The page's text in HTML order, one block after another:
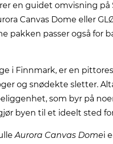
en guidet omvisning på
Canvas Dome eller
pakken passer også for
i Finnmark, er en
og snødekte sletter.
som byr på
byen til et ideelt sted
Aurora Canvas Domei